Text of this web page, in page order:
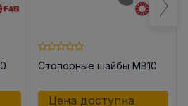
Стопорные шайбы MB10
Цена доступна